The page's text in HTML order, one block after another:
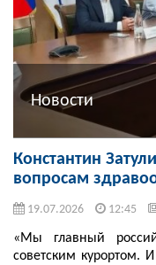
Новости
Константин
вопросам
19.07.2026 12:45
«Мы главный
советским курортом.